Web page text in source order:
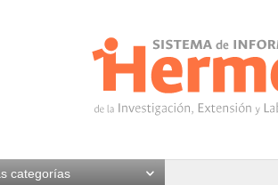
categorías